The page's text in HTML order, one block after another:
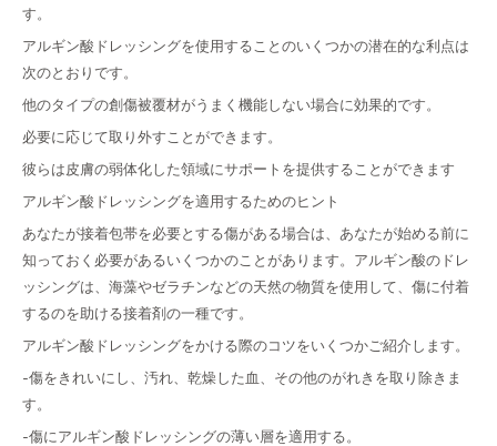
す。
アルギン酸ドレッシングを使用することのいくつかの潜在的な利点は
次のとおりです。
他のタイプの創傷被覆材がうまく機能しない場合に効果的です。
必要に応じて取り外すことができます。
彼らは皮膚の弱体化した領域にサポートを提供することができます
アルギン酸ドレッシングを適用するためのヒント
あなたが接着包帯を必要とする傷がある場合は、あなたが始める前に
知っておく必要があるいくつかのことがあります。アルギン酸のドレ
ッシングは、海藻やゼラチンなどの天然の物質を使用して、傷に付着
するのを助ける接着剤の一種です。
アルギン酸ドレッシングをかける際のコツをいくつかご紹介します。
-傷をきれいにし、汚れ、乾燥した血、その他のがれきを取り除きま
す。
-傷にアルギン酸ドレッシングの薄い層を適用する。